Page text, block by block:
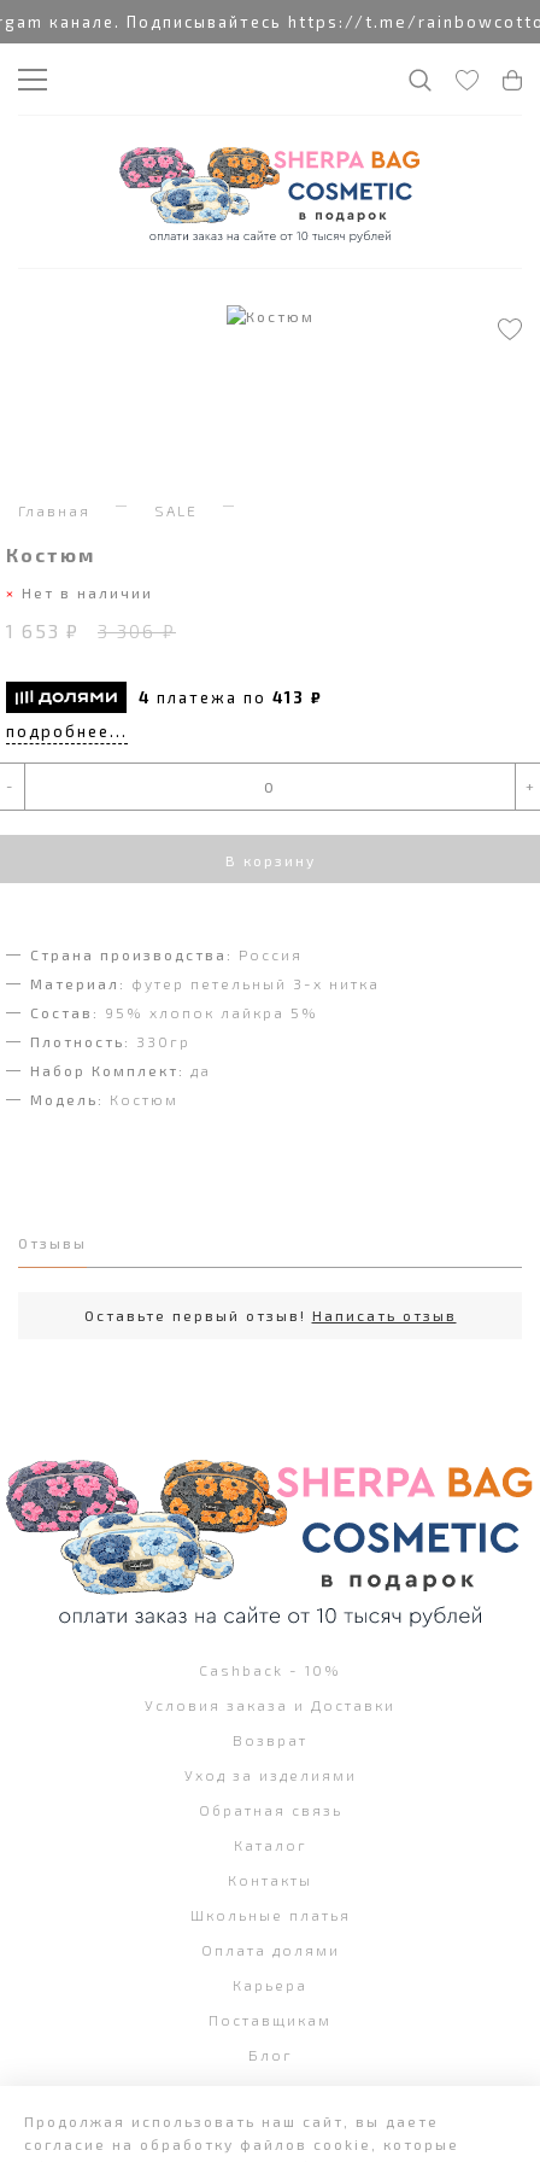
канале. Подписывайтесь https://t.me/
Главная SALE
Костюм
Нет в наличии
1 653 ₽ 3 306 ₽
4 платежа по 413 ₽
подробнее...
- +
В корзину
Страна производства:
Россия
Материал:
футер петельный 3-х нитка
Состав:
95% хлопок лайкра 5%
Плотность:
330гр
Набор Комплект:
да
Модель:
Костюм
Отзывы
Оставьте первый отзыв! Написать отзыв
Cashback - 10%
Условия заказа и Доставки
Возврат
Уход за изделиями
Обратная связь
Каталог
Контакты
Школьные платья
Оплата долями
Карьера
Поставщикам
Блог
Продолжая использовать наш сайт, вы даете
согласие на обработку файлов cookie, которые